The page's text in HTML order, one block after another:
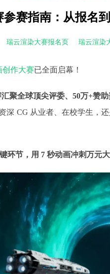
赛指南：从报名
瑞云渲染大赛报名页 瑞云渲染
创作大赛已全面启幕！
聚全球顶尖评委、50万+赞
深 CG 从业者、在校学生，
环节，用 7 秒动画冲刺万元